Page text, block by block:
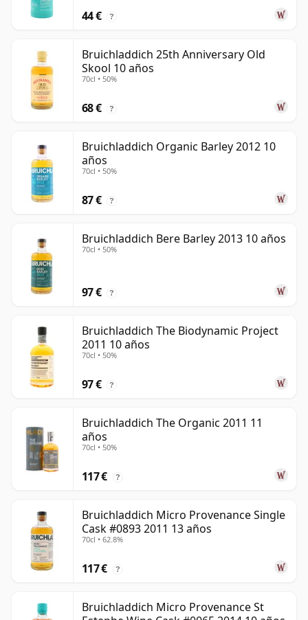
44 € ?
Bruichladdich 25th Anniversary Old
Skool 10 años
70cl • 50%
68 € ?
Bruichladdich Organic Barley 2012 10
años
70cl • 50%
87 € ?
Bruichladdich Bere Barley 2013 10 años
70cl • 50%
97 € ?
Bruichladdich The Biodynamic Project
2011 10 años
70cl • 50%
97 € ?
Bruichladdich The Organic 2011 11
años
70cl • 50%
117 € ?
Bruichladdich Micro Provenance Single
Cask #0893 2011 13 años
70cl • 62.8%
117 € ?
Bruichladdich Micro Provenance St